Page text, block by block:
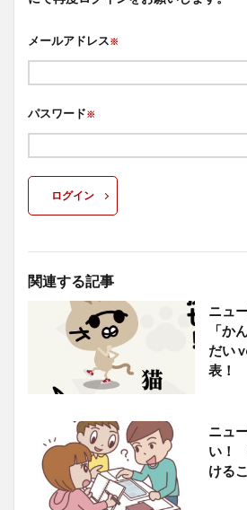
メールアドレス※
パスワード※
ログイン
関連する記事
ニュ
「か
だい
表！
ニュ
い！
ける